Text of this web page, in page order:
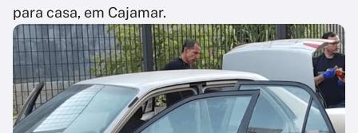
para casa, em Cajamar.